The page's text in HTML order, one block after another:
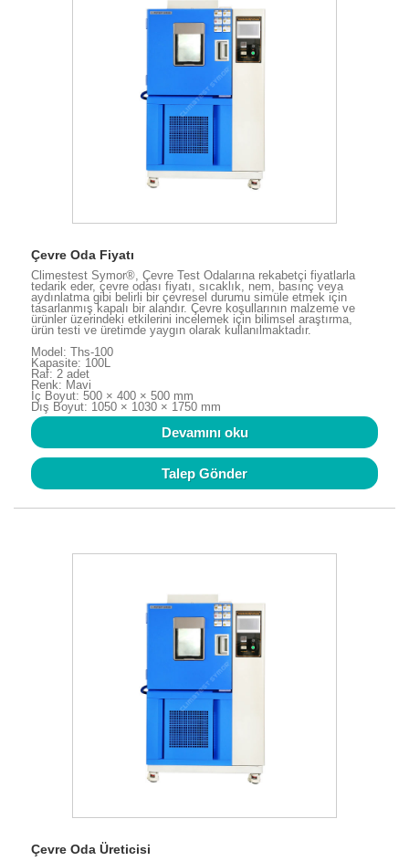
Çevre Oda Fiyatı
Climestest Symor®, Çevre Test Odalarına rekabetçi fiyatlarla
tedarik eder, çevre odası fiyatı, sıcaklık, nem, basınç veya
aydınlatma gibi belirli bir çevresel durumu simüle etmek için
tasarlanmış kapalı bir alandır. Çevre koşullarının malzeme ve
ürünler üzerindeki etkilerini incelemek için bilimsel araştırma,
ürün testi ve üretimde yaygın olarak kullanılmaktadır.
Model: Ths-100
Kapasite: 100L
Raf: 2 adet
Renk: Mavi
İç Boyut: 500 × 400 × 500 mm
Dış Boyut: 1050 × 1030 × 1750 mm
Devamını oku
Talep Gönder
Çevre Oda Üreticisi